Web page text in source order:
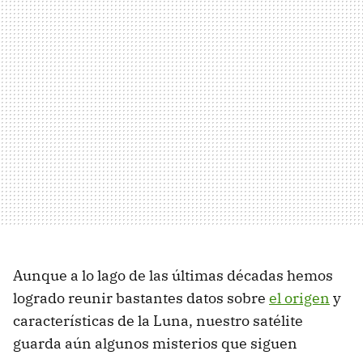
Aunque a lo lago de las últimas décadas hemos
logrado reunir bastantes datos sobre el origen y
características de la Luna, nuestro satélite
guarda aún algunos misterios que siguen